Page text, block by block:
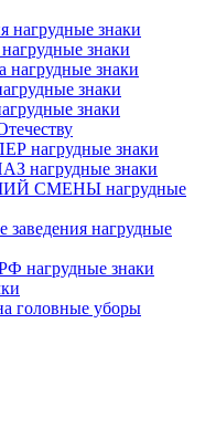
нагрудные знаки
знаки
нагрудные знаки
знаки
знаки
нагрудные знаки
нагрудные знаки
СМЕНЫ нагрудные
заведения нагрудные
нагрудные знаки
головные уборы